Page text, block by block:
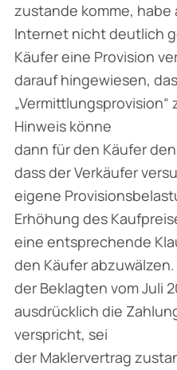
zustande komme, habe
Internet nicht deutlich
Käufer eine Provision
darauf hingewiesen,
„Vermittlungsprovision“
Hinweis könne
dann für den Käufer
dass der Verkäufer
eigene
Erhöhung des
eine entsprechende
den Käufer
der Beklagten vom Juli
ausdrücklich die
verspricht, sei
der Maklervertrag